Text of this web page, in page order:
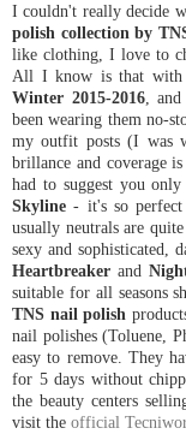
I couldn't really decide
polish collection by
like clothing, I love to
All I know is that with
Winter 2015-2016,
been wearing them no-
my outfit posts (I was
brillance and coverage
had to suggest you
Skyline - it's so perfect
usually neutrals are
sexy and sophisticated,
Heartbreaker and
suitable for all seasons
TNS nail polish
nail polishes (Toluene,
easy to remove. They
for 5 days without
the beauty centers
visit the official